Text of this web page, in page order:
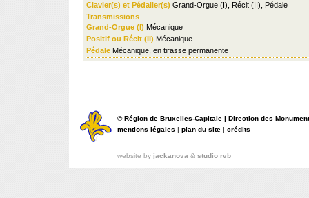
Clavier(s) et Pédalier(s) Grand-Orgue (I), Récit (II), Pédale
Transmissions
Grand-Orgue (I) Mécanique
Positif ou Récit (II) Mécanique
Pédale Mécanique, en tirasse permanente
©Région de Bruxelles-Capitale | Direction des
mentions légales | plan du site | crédits
website by jackanova & studio rvb